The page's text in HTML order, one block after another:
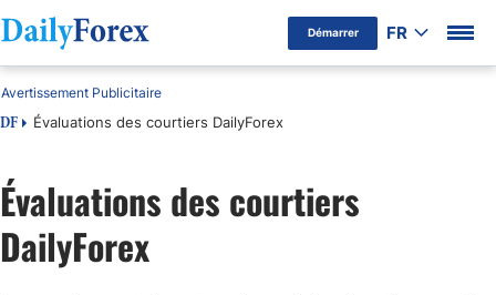
Démarrer FR
DF Évaluations des courtiers DailyForex
Avertissement Publicitaire
Évaluations des courtiers
DailyForex